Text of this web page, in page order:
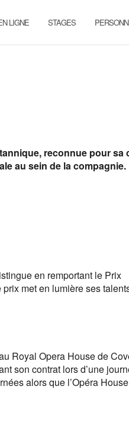
LIGNE STAGES
reconnue pour sa
au sein de la compagnie.
en remportant le Prix
met en lumière ses
Royal Opera House de
son contrat lors d’une
alors que l’Opéra